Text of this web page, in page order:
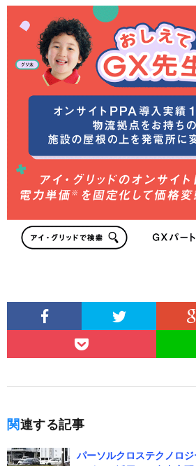
関連する記事
パーソルクロステクノロ